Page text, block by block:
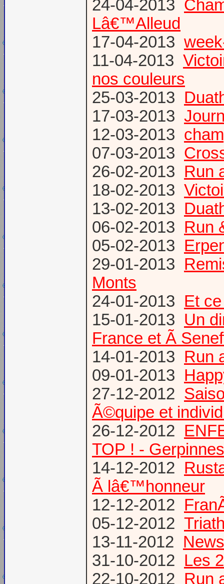
24-04-2013
Lâ€™Alleud
17-04-2013
11-04-2013
nos couleurs
25-03-2013
17-03-2013
12-03-2013
07-03-2013
26-02-2013 Run
18-02-2013
13-02-2013
06-02-2013 Run
05-02-2013
29-01-2013
Monts
24-01-2013 Et
15-01-2013 Un
France et Ã
14-01-2013 Run
09-01-2013
27-12-2012
Ã©quipe et
26-12-2012
TOP ! - Gerpinnes
14-12-2012
Ã lâ€™honneur
12-12-2012
05-12-2012
13-11-2012
31-10-2012 Les
22-10-2012 Run